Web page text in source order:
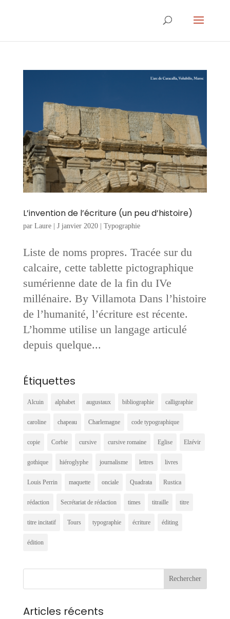
L’invention de l’écriture (un peu d’histoire)
par Laure| J janvier 2020| Typographie
Liste de noms propres. Tracée sur du
calcaire, cette tablette pictographique
sumérienne date de la fin du IVe
millénaire. By Villamota Dans l’histoire
de l’humanité, l’écriture est récente.
L’homme utilise un langage articulé
depuis quelque...
Étiquettes
Alcuin alphabet augustaux bibliographie calligraphie
caroline chapeau Charlemagne code typographique
copie Corbie cursive cursive romaine Eglise Elzévir
gothique hiéroglyphe journalisme lettres livres
Louis Perrin maquette onciale Quadrata Rustica
rédaction Secrétariat de rédaction times titraille titre
titre incitatif Tours typographie écriture éditing
édition
Articles récents